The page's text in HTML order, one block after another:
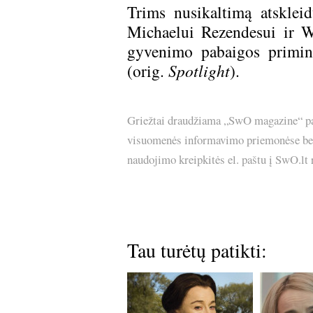
Trims nusikaltimą
Michaelui Rezendesui ir
gyvenimo pabaigos
(orig. Spotlight).
Griežtai draudžiama „SwO magazine“
visuomenės informavimo priemonėse
naudojimo kreipkitės el. paštu į
Tau turėtų patikti: